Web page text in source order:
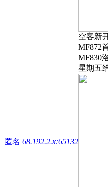
匿名 68.192.2.x:65132
空客新
MF872
MF830
星期五